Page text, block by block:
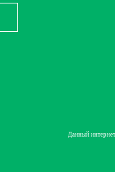
Данный